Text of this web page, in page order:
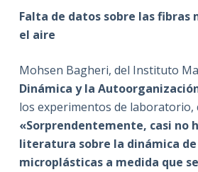
Falta de datos sobre las fibras
el aire
Mohsen Bagheri, del Instituto
Dinámica y la
los experimentos de laboratorio,
«Sorprendentemente, casi no
literatura sobre la dinámica
microplásticas a medida que